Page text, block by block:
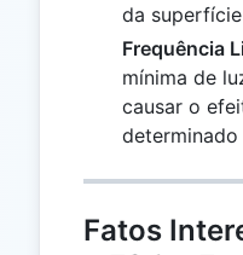
da
Frequência
mínima de
causar o
determinado
Fatos